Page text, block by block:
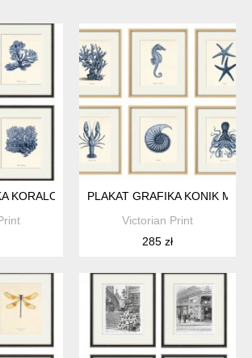
KORALOWCE MUSZLA PREZENT
PLAKAT GRAFIKA KONIK
Victorian Print
285 zł